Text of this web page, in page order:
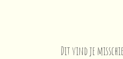
Dit vind je